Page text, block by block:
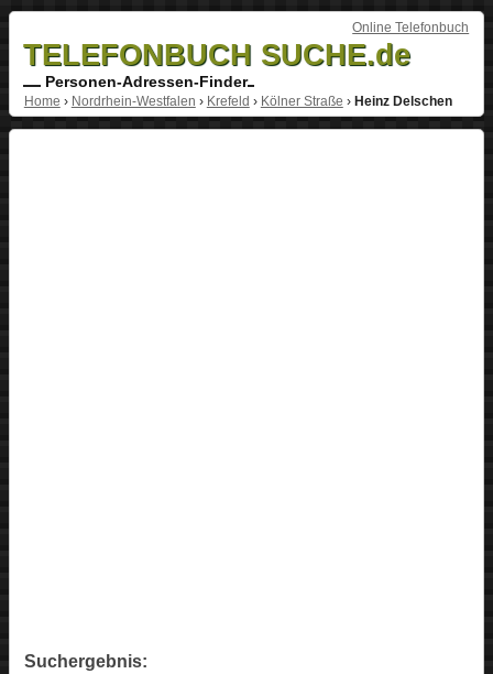
Online Telefonbuch
TELEFONBUCH SUCHE.de
Personen-Adressen-Finder
Home › Nordrhein-Westfalen › Krefeld › Kölner Straße › Heinz Delschen
Suchergebnis: